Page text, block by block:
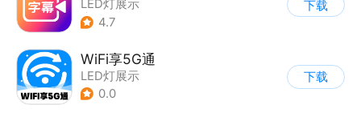
LED灯展示
| AI视频处理
4.7
下载
WiFi享5G通
LED灯展示
0.0
下载